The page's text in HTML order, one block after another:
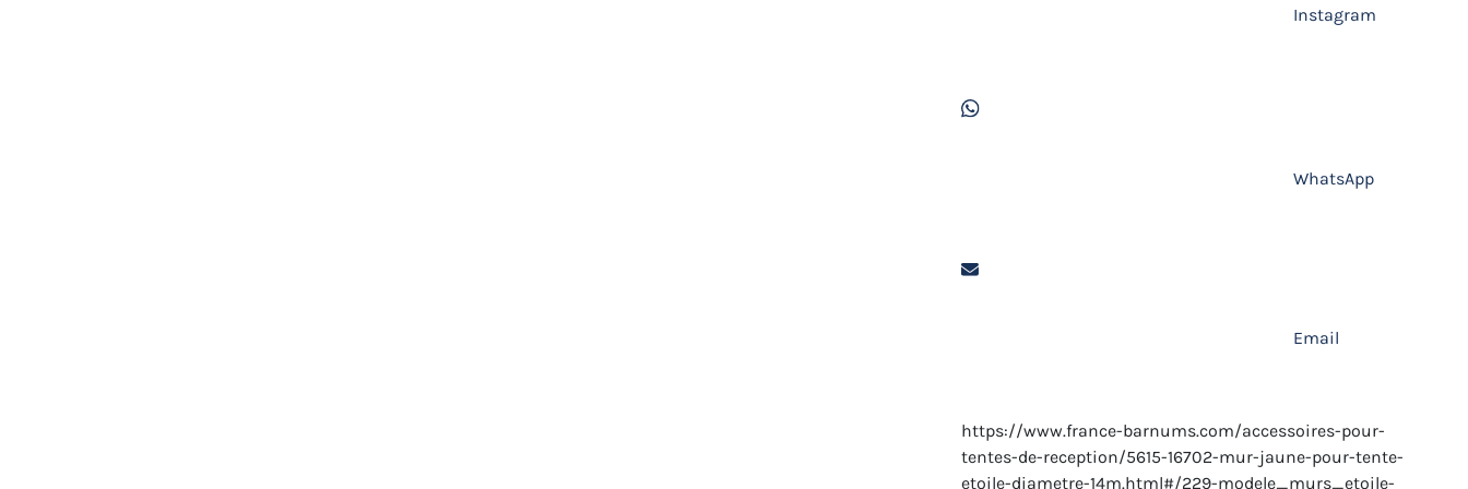
Instagram
WhatsApp
Email
https://www.france-barnums.com/accessoires-pour-
tentes-de-reception/5615-16702-mur-jaune-pour-tente-
etoile-diametre-14m.html#/229-modele_murs_etoile-